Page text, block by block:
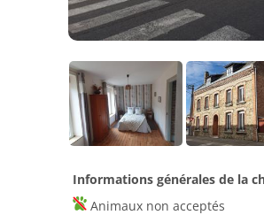
Informations générales de la
Animaux non acceptés